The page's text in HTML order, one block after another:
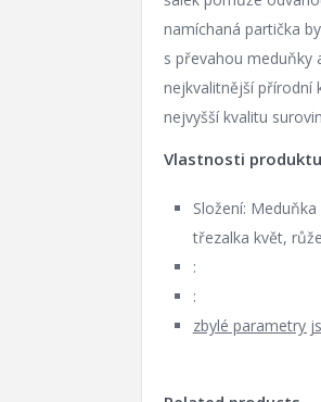
namíchaná partička
s převahou meduňky
nejkvalitnější přírodní
nejvyšší kvalitu
Vlastnosti produktu
Složení:
třezalka květ,
:
:
zbylé parametry